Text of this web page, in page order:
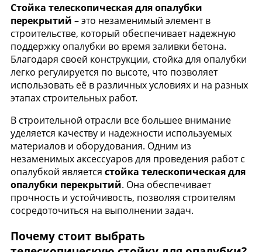
Стойка телескопическая для опалубки
перекрытий – это незаменимый элемент в
строительстве, который обеспечивает надежную
поддержку опалубки во время заливки бетона.
Благодаря своей конструкции, стойка для опалубки
легко регулируется по высоте, что позволяет
использовать её в различных условиях и на разных
этапах строительных работ.
В строительной отрасли все большее внимание
уделяется качеству и надежности используемых
материалов и оборудования. Одним из
незаменимых аксессуаров для проведения работ с
опалубкой является стойка телескопическая для
опалубки перекрытий. Она обеспечивает
прочность и устойчивость, позволяя строителям
сосредоточиться на выполнении задач.
Почему стоит выбрать